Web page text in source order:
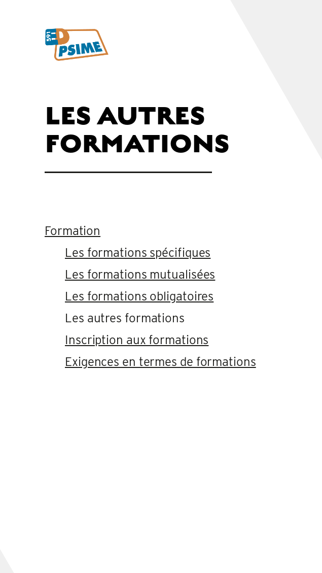
LES AUTRES
FORMATIONS
Formation
Les formations spécifiques
Les formations mutualisées
Les formations obligatoires
Les autres formations
Inscription aux formations
Exigences en termes de formations